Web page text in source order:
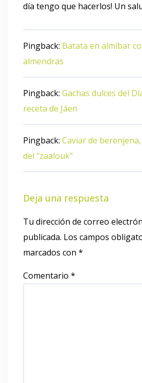
día tengo que hacerlos! Un
Pingback: Batata en almíbar
almendras
Pingback: Gachas dulces del
receta de Jáen
Pingback: Caviar de
del "zaalouk"
Deja una respuesta
Tu dirección de correo
publicada. Los campos
marcados con *
Comentario *